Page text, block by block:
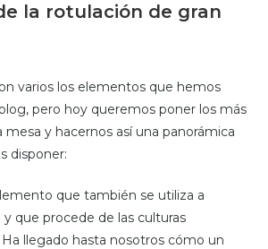
la rotulación de gran
varios los elementos que hemos
pero hoy queremos poner los más
mesa y hacernos así una panorámica
disponer:
que también se utiliza a
y que procede de las culturas
llegado hasta nosotros cómo un